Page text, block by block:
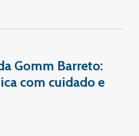
Gomm Barreto:
com cuidado e